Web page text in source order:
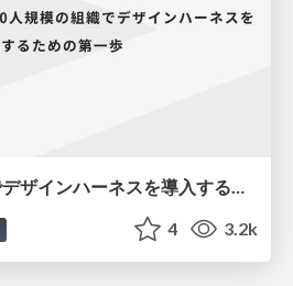
1000人規模の組織でデザインハーネスを導入するための第一歩
4 3.2k